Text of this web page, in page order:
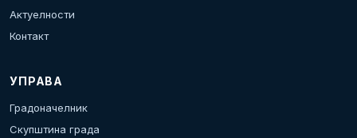
Актуелности
Контакт
УПРАВА
Градоначелник
Скупштина града